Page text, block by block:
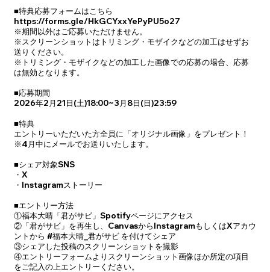
■特典応募フォームはこちら
https://forms.gle/HkGCYxxYePyPU5o27
※期間以外はご応募いただけません。
※スクリーンショットはトリミング・モザイクなどの加工はせずお
送りください。
※トリミング・モザイクなどの加工した画像での応募の場合、応募
は無効となります。
■応募期間
2026年2月21日(土)18:00~3月8日(日)23:59
■特典
エントリーいただいた方全員に「オリジナル画像」をプレゼント！
※4月中にメールでお送りいたします。
■シェア対象SNS
・X
・Instagramストーリー
■エントリー方法
①福本大晴「君がサビ」Spotifyページにアクセス
②「君がサビ」を再生し、CanvasからInstagramもしくはXアカウ
ントから #福本大晴_君がサビ を付けてシェア
③シェアした投稿のスクリーンショットを撮影
④エントリーフォームよりスクリーンショット画像ほか所定の項目
をご記入の上エントリーください。